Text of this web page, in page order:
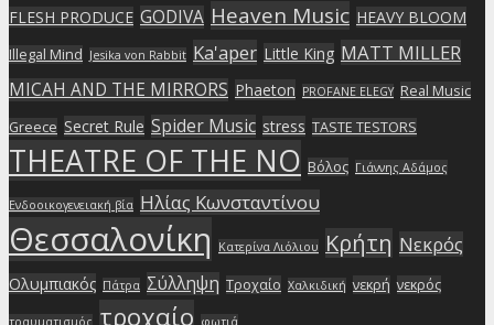
FLESH PRODUCE GODIVA Heaven Music HEAVY BLOOM
Illegal Mind Jesika von Rabbit Ka'aper Little King MATT MILLER
MICAH AND THE MIRRORS Phaeton PROFANE ELEGY Real Music
Greece Secret Rule Spider Music stress TASTE TESTORS
THEATRE OF THE NO Βόλος Γιάννης Αδάμος
Ενδοοικογενειακή βία Ηλίας Κωνσταντίνου
Θεσσαλονίκη Κατερίνα Λιόλιου Κρήτη Νεκρός
Ολυμπιακός Πάτρα Σύλληψη Τροχαίο Χαλκιδική νεκρή νεκρός
τροχαίο